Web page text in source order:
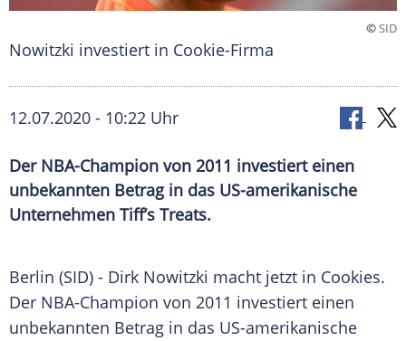
©SID
Nowitzki investiert in Cookie-Firma
12.07.2020 - 10:22 Uhr
Der NBA-Champion von 2011 investiert einen
unbekannten Betrag in das US-amerikanische
Unternehmen Tiff’s Treats.
Berlin (SID) - Dirk Nowitzki macht jetzt in Cookies.
Der NBA-Champion von 2011 investiert einen
unbekannten Betrag in das US-amerikanische